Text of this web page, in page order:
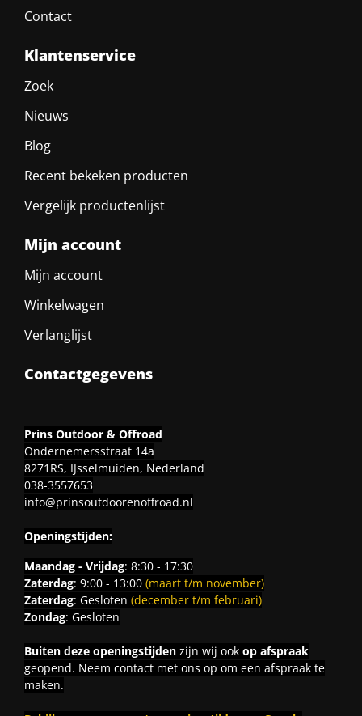
Contact
Klantenservice
Zoek
Nieuws
Blog
Recent bekeken producten
Vergelijk productenlijst
Mijn account
Mijn account
Winkelwagen
Verlanglijst
Contactgegevens
Prins Outdoor & Offroad
Ondernemersstraat 14a
8271RS, IJsselmuiden, Nederland
038-3557653
info@prinsoutdoorenoffroad.nl
Openingstijden:
Maandag - Vrijdag: 8:30 - 17:30
Zaterdag: 9:00 - 13:00 (maart t/m november)
Zaterdag: Gesloten (december t/m februari)
Zondag: Gesloten
Buiten deze openingstijdenzijn wij ook op afspraak
geopend. Neem contact met ons op om een afspraak te
maken.